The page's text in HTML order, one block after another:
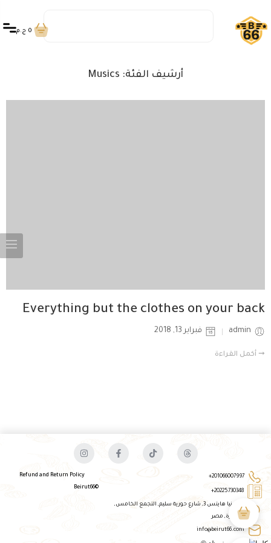
0 ج.م
أرشيف الفئة: Musics
Everything but the clothes on your back
admin فبراير 13, 2018
➞ أكمل القراءة
Refund and Return Policy
©Beirut66
201066007997+
20225730348+
جاردينيا هايتس 3, شارع حورية سليم, التجمع الخامس,
القاهرة, مصر​
info@beirut66.com